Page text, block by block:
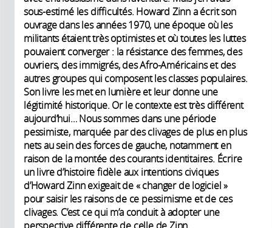
sous-estimé les difficultés. Howard Zinn a écrit son
ouvrage dans les années 1970, une époque où les
militants étaient très optimistes et où toutes les luttes
pouvaient converger : la résistance des femmes, des
ouvriers, des immigrés, des Afro-Américains et des
autres groupes qui composent les classes populaires.
Son livre les met en lumière et leur donne une
légitimité historique. Or le contexte est très différent
aujourd’hui… Nous sommes dans une période
pessimiste, marquée par des clivages de plus en plus
nets au sein des forces de gauche, notamment en
raison de la montée des courants identitaires. Écrire
un livre d’histoire fidèle aux intentions civiques
d’Howard Zinn exigeait de « changer de logiciel »
pour saisir les raisons de ce pessimisme et de ces
clivages. C’est ce qui m’a conduit à adopter une